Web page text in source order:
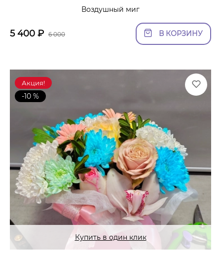
Воздушный миг
5 400 ₽ 6 000 В КОРЗИНУ
Акция!
-10 %
Купить в один клик